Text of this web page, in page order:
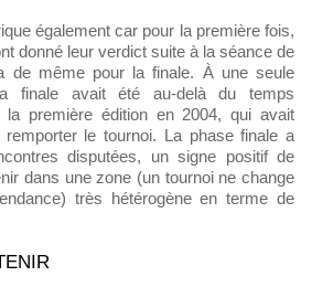
également car pour la première fois,
donné leur verdict suite à la séance de
même pour la finale. À une seule
finale avait été au-delà du temps
la première édition en 2004, qui avait
le tournoi. La phase finale a
disputées, un signe positif de
dans une zone (un tournoi ne change
très hétérogène en terme de